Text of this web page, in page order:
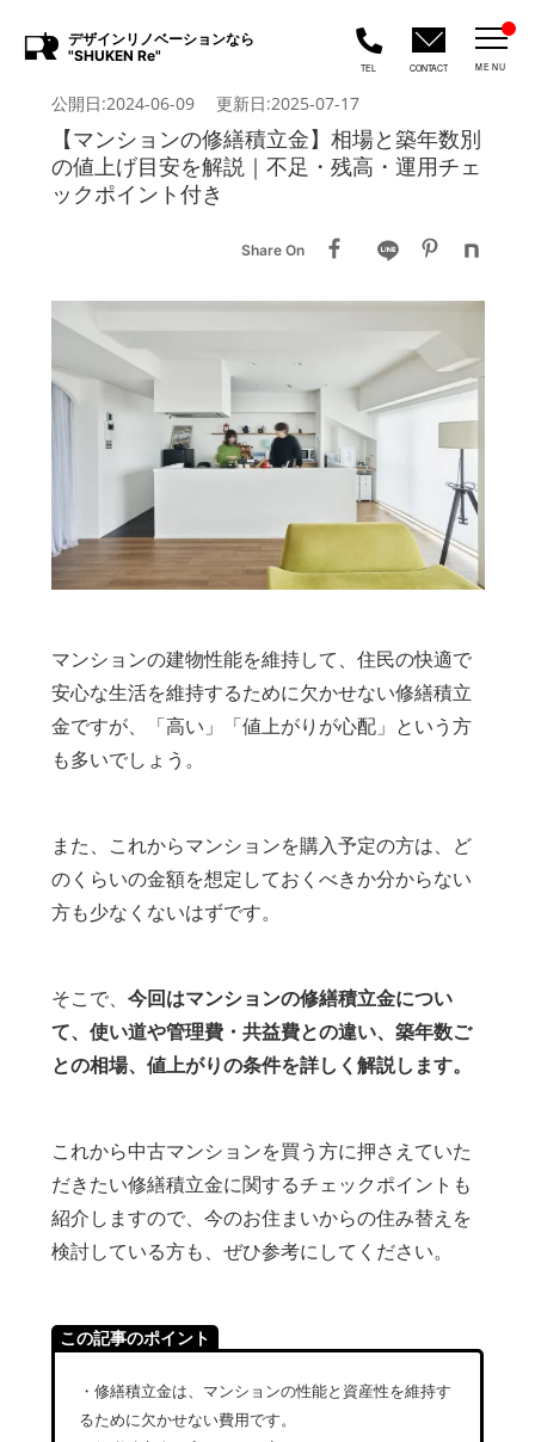
デザインリノベーションなら
"SHUKEN Re"
TEL CONTACT MENU
公開日:2024-06-09 更新日:2025-07-17
【マンションの修繕積立金】相場と築年数別
の値上げ目安を解説｜不足・残高・運用チェ
ックポイント付き
Share On
マンションの建物性能を維持して、住民の快適で
安心な生活を維持するために欠かせない修繕積立
金ですが、「高い」「値上がりが心配」という方
も多いでしょう。
また、これからマンションを購入予定の方は、ど
のくらいの金額を想定しておくべきか分からない
方も少なくないはずです。
そこで、 今回はマンションの修繕積立金につい
て、使い道や管理費・共益費との違い、築年数ご
との相場、値上がりの条件を詳しく解説します。
これから中古マンションを買う方に押さえていた
だきたい修繕積立金に関するチェックポイントも
紹介しますので、今のお住まいからの住み替えを
検討している方も、ぜひ参考にしてください。
この記事のポイント
・修繕積立金は、マンションの性能と資産性を維持す
るために欠かせない費用です。